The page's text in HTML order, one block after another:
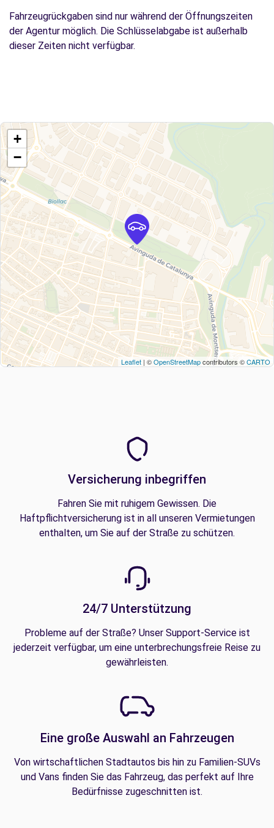
Fahrzeugrückgaben sind nur während der Öffnungszeiten
der Agentur möglich. Die Schlüsselabgabe ist außerhalb
dieser Zeiten nicht verfügbar.
+
−
Leaflet | ©OpenStreetMapcontributors ©CARTO
Versicherung inbegriffen
Fahren Sie mit ruhigem Gewissen. Die
Haftpflichtversicherung ist in all unseren Vermietungen
enthalten, um Sie auf der Straße zu schützen.
24/7 Unterstützung
Probleme auf der Straße? Unser Support-Service ist
jederzeit verfügbar, um eine unterbrechungsfreie Reise zu
gewährleisten.
Eine große Auswahl an Fahrzeugen
Von wirtschaftlichen Stadtautos bis hin zu Familien-SUVs
und Vans finden Sie das Fahrzeug, das perfekt auf Ihre
Bedürfnisse zugeschnitten ist.